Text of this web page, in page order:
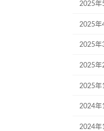
2025年
2025年
2025年
2025年
2025年
2024年
2024年